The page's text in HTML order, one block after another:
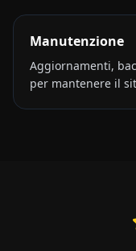
Manutenzione
Aggiornamenti,
per mantenere il